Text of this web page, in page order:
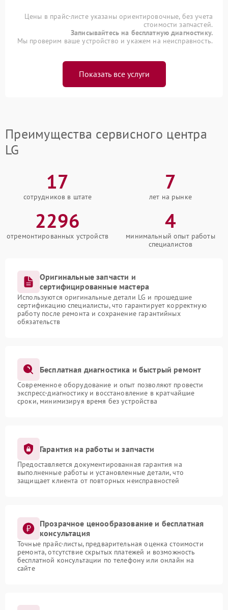
Цены в прайс-листе указаны ориентировочные, без учета
стоимости запчастей.
Записывайтесь на бесплатную диагностику.
Мы проверим ваше устройство и укажем на неисправность.
Показать все услуги
Преимущества сервисного центра
LG
17
сотрудников в штате
7
лет на рынке
2296
отремонтированных устройств
4
минимальный опыт работы
специалистов
Оригинальные запчасти и
сертифицированные мастера
Используются оригинальные детали LG и прошедшие
сертификацию специалисты, что гарантирует корректную
работу после ремонта и сохранение гарантийных
обязательств
Бесплатная диагностика и быстрый ремонт
Современное оборудование и опыт позволяют провести
экспресс-диагностику и восстановление в кратчайшие
сроки, минимизируя время без устройства
Гарантия на работы и запчасти
Предоставляется документированная гарантия на
выполненные работы и установленные детали, что
защищает клиента от повторных неисправностей
Прозрачное ценообразование и бесплатная
консультация
Точные прайс-листы, предварительная оценка стоимости
ремонта, отсутствие скрытых платежей и возможность
бесплатной консультации по телефону или онлайн на
сайте